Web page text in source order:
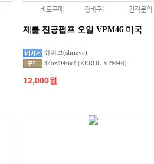
바로구매 장바구니 견적문의
제롤 진공펌프 오일 VPM46 미국
쉬리브(shrieve)
32oz/946㎖ (ZEROL VPM46)
12,000원